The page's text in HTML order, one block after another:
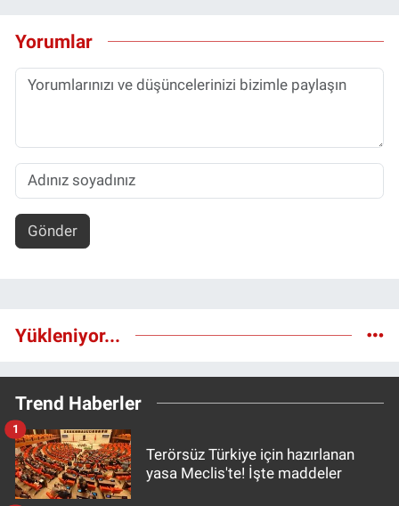
Yorumlar
Gönder
Yükleniyor...
Trend Haberler
Terörsüz Türkiye için hazırlanan
yasa Meclis'te! İşte maddeler
1